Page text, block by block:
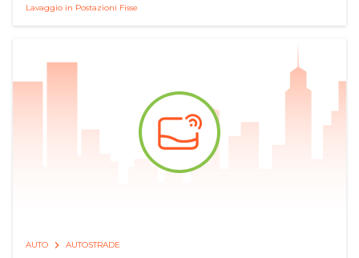
Lavaggio in Postazioni Fisse
AUTO AUTOSTRADE